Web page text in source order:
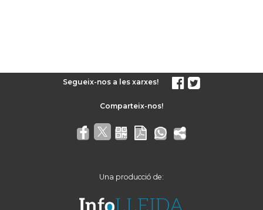
Segueix-nos a les xarxes!
Una producció de: